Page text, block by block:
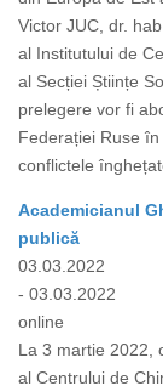
Victor JUC, dr.
al Institutului de
al Secției Științe
prelegere vor fi
Federației Ruse
conflictele
Academicianul
publică
03.03.2022
- 03.03.2022
online
La 3 martie 2022,
al Centrului de